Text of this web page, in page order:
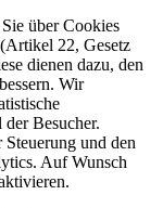
über Cookies
22, Gesetz
dienen dazu, den
Wir
Besucher.
und den
Auf Wunsch